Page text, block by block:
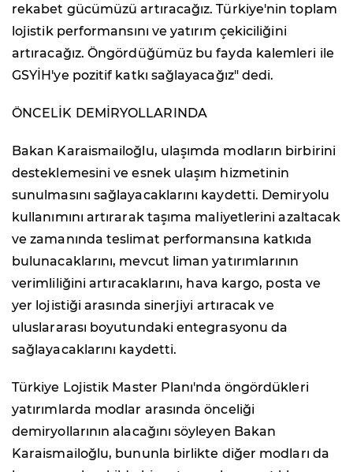
rekabet gücümüzü artıracağız. Türkiye'nin toplam
lojistik performansını ve yatırım çekiciliğini
artıracağız. Öngördüğümüz bu fayda kalemleri ile
GSYİH'ye pozitif katkı sağlayacağız" dedi.
ÖNCELİK DEMİRYOLLARINDA
Bakan Karaismailoğlu, ulaşımda modların birbirini
desteklemesini ve esnek ulaşım hizmetinin
sunulmasını sağlayacaklarını kaydetti. Demiryolu
kullanımını artırarak taşıma maliyetlerini azaltacak
ve zamanında teslimat performansına katkıda
bulunacaklarını, mevcut liman yatırımlarının
verimliliğini artıracaklarını, hava kargo, posta ve
yer lojistiği arasında sinerjiyi artıracak ve
uluslararası boyutundaki entegrasyonu da
sağlayacaklarını kaydetti.
Türkiye Lojistik Master Planı'nda öngördükleri
yatırımlarda modlar arasında önceliği
demiryollarının alacağını söyleyen Bakan
Karaismailoğlu, bununla birlikte diğer modları da